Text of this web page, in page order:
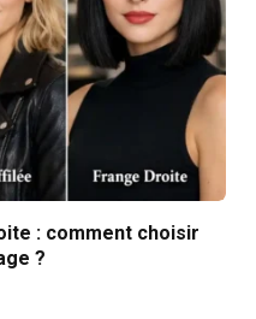
: comment choisir
?